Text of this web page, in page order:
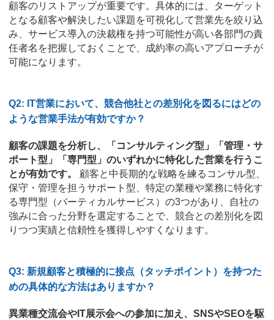
顧客のリストアップが重要です。具体的には、ターゲット
となる顧客や解決したい課題を可視化して営業先を絞り込
み、サービス導入の決裁権を持つ可能性が高い各部門の責
任者名を把握しておくことで、成約率の高いアプローチが
可能になります。
Q2: IT営業において、競合他社との差別化を図るにはどの
ような営業手法が有効ですか？
顧客の課題を分析し、「コンサルティング型」「管理・サ
ポート型」「専門型」のいずれかに特化した営業を行うこ
とが有効です。
顧客と中長期的な戦略を練るコンサル型、
保守・管理を担うサポート型、特定の業種や業務に特化す
る専門型（バーティカルサービス）の3つがあり、自社の
強みに合った分野を選定することで、競合との差別化を図
りつつ実績と信頼性を獲得しやすくなります。
Q3: 新規顧客と積極的に接点（タッチポイント）を持つた
めの具体的な方法はありますか？
異業種交流会やIT展示会への参加に加え、SNSやSEOを駆